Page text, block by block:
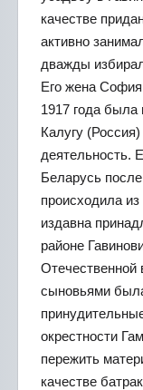
качестве
активно
дважды
Его жена
1917 года
Калугу
деятельность.
Беларусь
происходила
издавна
районе
сыновьями
окрестности
пережить
качестве